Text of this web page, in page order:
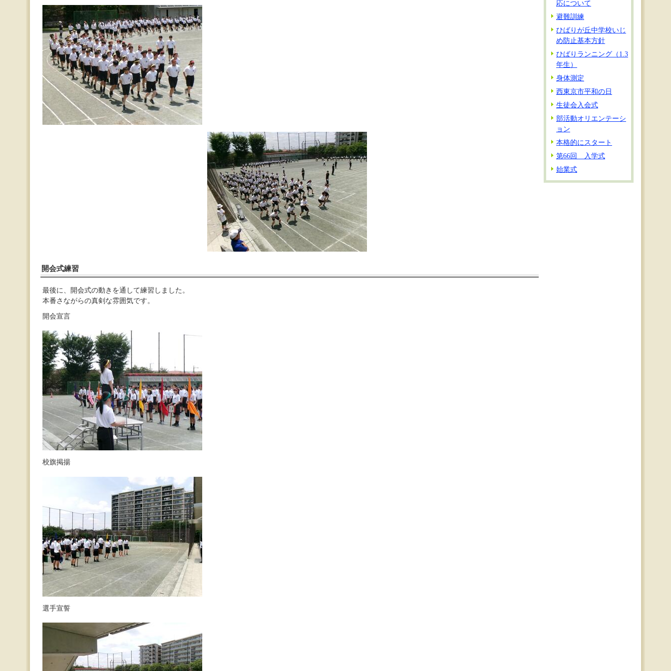
開会式練習
最後に、開会式の動きを通して練習しました。
本番さながらの真剣な雰囲気です。
開会宣言
校旗掲揚
選手宣誓
応について
避難訓練
ひばりが丘中学校いじ
め防止基本方針
ひばりランニング（1.3
年生）
身体測定
西東京市平和の日
生徒会入会式
部活動オリエンテーシ
ョン
本格的にスタート
第66回 入学式
始業式